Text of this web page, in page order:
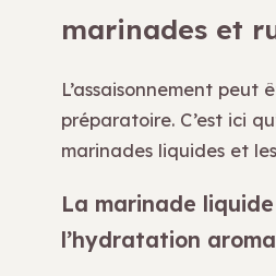
marinades et
L’assaisonnement peut
préparatoire. C’est ici
marinades liquides et
La marinade liquide
l’hydratation